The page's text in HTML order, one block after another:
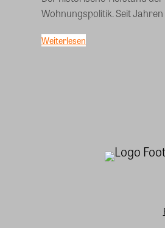
Wohnungspolitik. Seit
Weiterlesen